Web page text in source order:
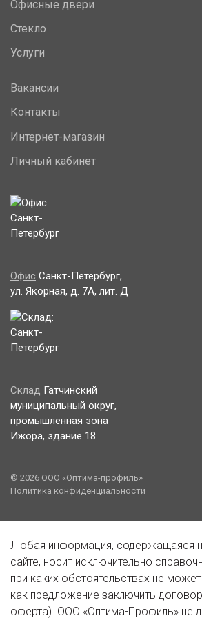
Офисные двери
Стекло
Услуги
Вакансии
Контакты
Интернет-магазин
Личный кабинет
Офис Санкт-Петербург,
ул. Якорная, д. 7А, лит. Д
Склад Гатчинский
муниципальный округ,
промышленная зона
Ижора, здание 18
© 2026 ООО «Оптима-профиль»
Политика конфиденциальности
Любая информация, содержащаяся
сайте, носит исключительно
при каких обстоятельствах не
как предложение заключить
оферта). ООО «Оптима-Профиль» не